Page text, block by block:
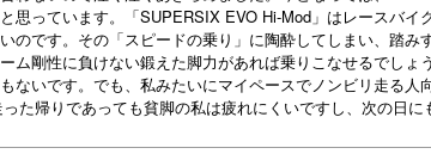
思っています。「SUPERSIX EVO Hi-Mod」はレースバイ
のです。その「スピードの乗り」に陶酔してしまい、踏み
ム剛性に負けない鍛えた脚力があれば乗りこなせるでしょ
ないです。でも、私みたいにマイペースでノンビリ走る人
た帰りであっても貧脚の私は疲れにくいですし、次の日に